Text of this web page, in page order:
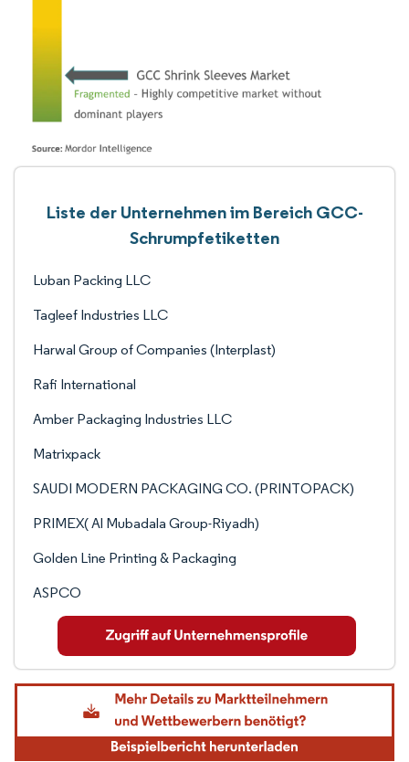
Liste der Unternehmen im Bereich GCC-
Schrumpfetiketten
Luban Packing LLC
Tagleef Industries LLC
Harwal Group of Companies (Interplast)
Rafi International
Amber Packaging Industries LLC
Matrixpack
SAUDI MODERN PACKAGING CO. (PRINTOPACK)
PRIMEX( Al Mubadala Group-Riyadh)
Golden Line Printing & Packaging
ASPCO